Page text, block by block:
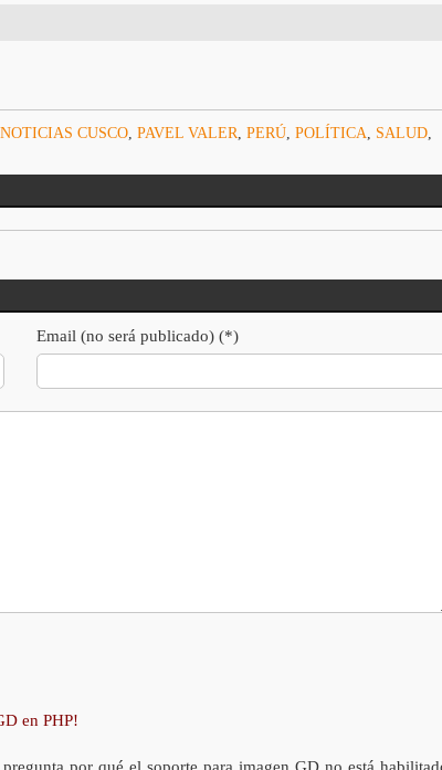
NOTICIAS CUSCO, PAVEL VALER PERÚ, POLÍTICA SALUD,
Email (no será publicado) (*)
en PHP!